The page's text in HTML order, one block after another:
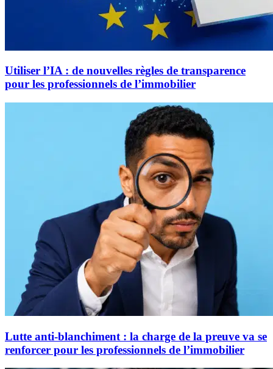
Utiliser l’IA : de nouvelles règles de transparence
pour les professionnels de l’immobilier
Lutte anti-blanchiment : la charge de la preuve va se
renforcer pour les professionnels de l’immobilier